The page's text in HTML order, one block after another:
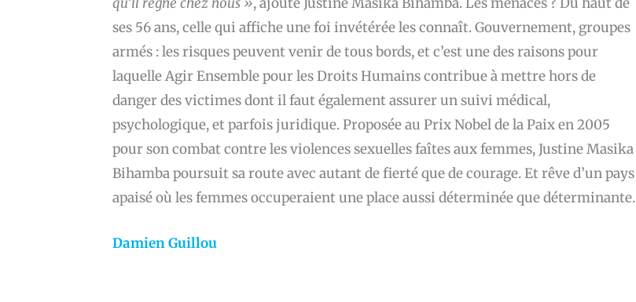
ses 56 ans, celle qui affiche une foi invétérée les connaît. Gouvernement, groupes
armés : les risques peuvent venir de tous bords, et c’est une des raisons pour
laquelle Agir Ensemble pour les Droits Humains contribue à mettre hors de
danger des victimes dont il faut également assurer un suivi médical,
psychologique, et parfois juridique. Proposée au Prix Nobel de la Paix en 2005
pour son combat contre les violences sexuelles faîtes aux femmes, Justine Masika
Bihamba poursuit sa route avec autant de fierté que de courage. Et rêve d’un pays
apaisé où les femmes occuperaient une place aussi déterminée que déterminante.
Damien Guillou